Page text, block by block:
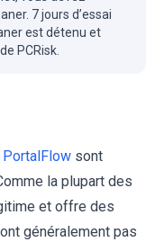
7 jours d’essai
est détenu et
PCRisk.
PortalFlow sont
la plupart des
et offre des
généralement pas